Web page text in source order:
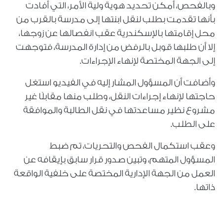
وبالفحص، أمكن تحديد هوية ولية الأمر، التي أفادت
بأنها تقدمت بطلب لنقل ابنتها إلى مدرسة بالقرب من
محل إقامتها بالإسكندرية عقب انفصالها عن زوجها،
إلا أن طلبها قوبل بالرفض من إدارة المدرسة، فتوجهت
إلى الجهة المختصة لإنهاء الإجراءات.
وأضافت أن المسؤول المشار إليه في الفيديو استغل
حاجتها لإنهاء إجراءات النقل، وطلب منها مقابلًا غير
مشروع نظير مساعدتها في نقل الطالبة والموافقة
على الطلب.
وعقب استكمال الفحص والتحريات، تم ضبط
المسؤول المتهم، وتبين صدور قرار سابق بإيقافه عن
العمل من الجهة الإدارية المختصة على خلفية الواقعة
ذاتها.